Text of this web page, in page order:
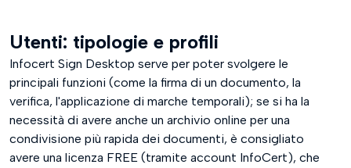
Report di Verifica
Crea Pratica
Controfirma
Associa/Separa Marca
Utenti: tipologie e profili
Infocert Sign Desktop serve per poter svolgere le
principali funzioni (come la firma di un documento, la
verifica, l'applicazione di marche temporali); se si ha la
necessità di avere anche un archivio online per una
condivisione più rapida dei documenti, è consigliato
avere una licenza FREE (tramite account InfoCert), che